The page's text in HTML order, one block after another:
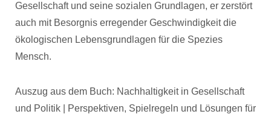
Gesellschaft und seine sozialen Grundlagen, er zerstört
auch mit Besorgnis erregender Geschwindigkeit die
ökologischen Lebensgrundlagen für die Spezies
Mensch.
Auszug aus dem Buch: Nachhaltigkeit in Gesellschaft
und Politik | Perspektiven, Spielregeln und Lösungen für